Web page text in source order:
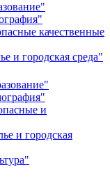
качественные
и городская среда"
и
и городская